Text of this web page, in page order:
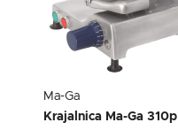
Ma-Ga
Krajalnica Ma-Ga 310p